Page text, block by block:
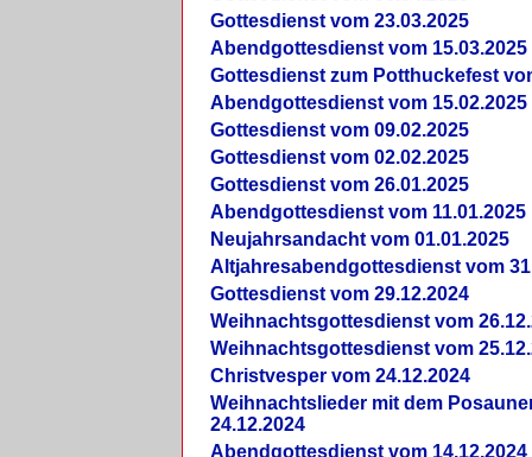
Gottesdienst vom 23.03.2025
Abendgottesdienst vom 15.03.2025
Gottesdienst zum Potthuckefest
Abendgottesdienst vom 15.02.2025
Gottesdienst vom 09.02.2025
Gottesdienst vom 02.02.2025
Gottesdienst vom 26.01.2025
Abendgottesdienst vom 11.01.2025
Neujahrsandacht vom 01.01.2025
Altjahresabendgottesdienst vom
Gottesdienst vom 29.12.2024
Weihnachtsgottesdienst vom
Weihnachtsgottesdienst vom
Christvesper vom 24.12.2024
Weihnachtslieder mit dem
24.12.2024
Abendgottesdienst vom 14.12.2024